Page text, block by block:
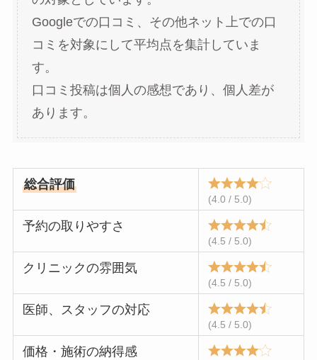
Googleでの口コミ、その他ネット上での口
コミを対象にして平均点を集計していま
す。
口コミ投稿は個人の感想であり、個人差が
あります。
総合評価
(4.0 / 5.0)
予約の取りやすさ
(4.5 / 5.0)
クリニックの雰囲気
(4.5 / 5.0)
医師、スタッフの対応
(4.5 / 5.0)
価格・施術の納得感